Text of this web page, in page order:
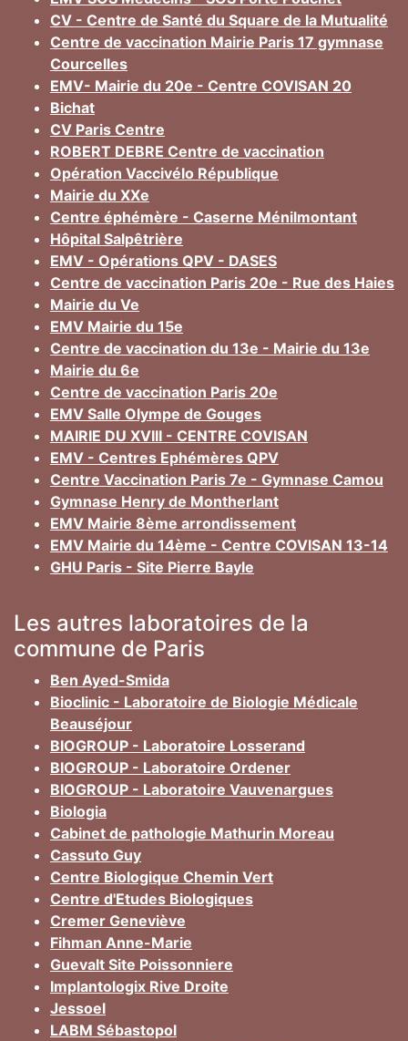
CV - Centre de Santé du Square de la Mutualité
Centre de vaccination Mairie Paris 17 gymnase
Courcelles
EMV- Mairie du 20e - Centre COVISAN 20
Bichat
CV Paris Centre
ROBERT DEBRE Centre de vaccination
Opération Vaccivélo République
Mairie du XXe
Centre éphémère - Caserne Ménilmontant
Hôpital Salpêtrière
EMV - Opérations QPV - DASES
Centre de vaccination Paris 20e - Rue des Haies
Mairie du Ve
EMV Mairie du 15e
Centre de vaccination du 13e - Mairie du 13e
Mairie du 6e
Centre de vaccination Paris 20e
EMV Salle Olympe de Gouges
MAIRIE DU XVIII - CENTRE COVISAN
EMV - Centres Ephémères QPV
Centre Vaccination Paris 7e - Gymnase Camou
Gymnase Henry de Montherlant
EMV Mairie 8ème arrondissement
EMV Mairie du 14ème - Centre COVISAN 13-14
GHU Paris - Site Pierre Bayle
Les autres laboratoires de la
commune de Paris
Ben Ayed-Smida
Bioclinic - Laboratoire de Biologie Médicale
Beauséjour
BIOGROUP - Laboratoire Losserand
BIOGROUP - Laboratoire Ordener
BIOGROUP - Laboratoire Vauvenargues
Biologia
Cabinet de pathologie Mathurin Moreau
Cassuto Guy
Centre Biologique Chemin Vert
Centre d'Etudes Biologiques
Cremer Geneviève
Fihman Anne-Marie
Guevalt Site Poissonniere
Implantologix Rive Droite
Jessoel
LABM Sébastopol